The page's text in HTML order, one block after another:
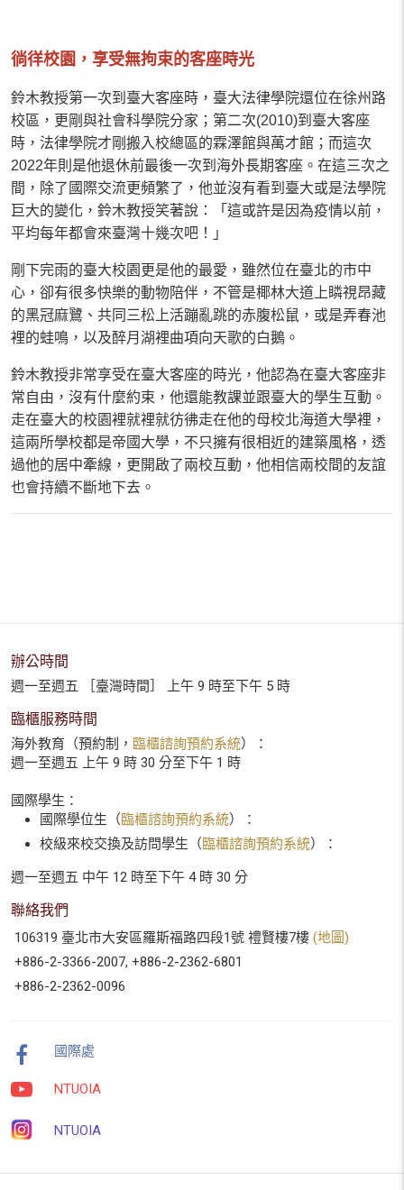
徜徉校園，享受無拘束的客座時光
鈴木教授第一次到臺大客座時，臺大法律學院還位在徐州路
校區，更剛與社會科學院分家；第二次(2010)到臺大客座
時，法律學院才剛搬入校總區的霖澤館與萬才館；而這次
2022年則是他退休前最後一次到海外長期客座。在這三次之
間，除了國際交流更頻繁了，他並沒有看到臺大或是法學院
巨大的變化，鈴木教授笑著說：「這或許是因為疫情以前，
平均每年都會來臺灣十幾次吧！」
剛下完雨的臺大校園更是他的最愛，雖然位在臺北的市中
心，卻有很多快樂的動物陪伴，不管是椰林大道上瞵視昂藏
的黑冠麻鷺、共同三松上活蹦亂跳的赤腹松鼠，或是弄春池
裡的蛙鳴，以及醉月湖裡曲項向天歌的白鵝。
鈴木教授非常享受在臺大客座的時光，他認為在臺大客座非
常自由，沒有什麼約束，他還能教課並跟臺大的學生互動。
走在臺大的校園裡就裡就彷彿走在他的母校北海道大學裡，
這兩所學校都是帝國大學，不只擁有很相近的建築風格，透
過他的居中牽線，更開啟了兩校互動，他相信兩校間的友誼
也會持續不斷地下去。
辦公時間
週一至週五 ［臺灣時間］ 上午 9 時至下午 5 時
臨櫃服務時間
海外教育（預約制， 臨櫃諮詢預約系統）：
週一至週五 上午 9 時 30 分至下午 1 時
國際學生：
國際學位生（臨櫃諮詢預約系統）：
校級來校交換及訪問學生（臨櫃諮詢預約系統）：
週一至週五 中午 12 時至下午 4 時 30 分
聯絡我們
106319 臺北市大安區羅斯福路四段1號 禮賢樓7樓 (地圖)
+886-2-3366-2007, +886-2-2362-6801
+886-2-2362-0096
國際處
NTUOIA
NTUOIA